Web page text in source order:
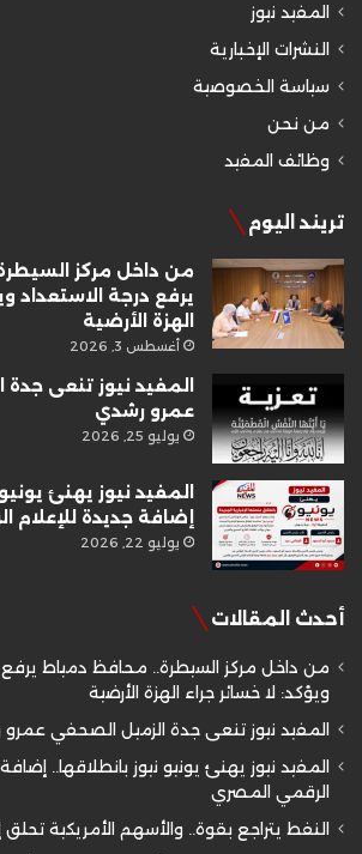
المفيد نيوز
النشرات الإخبارية
سياسة الخصوصية
من نحن
وظائف المفيد
تريند اليوم
من داخل مركز
يرفع درجة الاستعداد
الهزة الأرضية
أغسطس 3, 2026
المفيد نيوز تنعى
عمرو رشدي
يوليو 25, 2026
المفيد نيوز يهنئ
إضافة جديدة للإعلام
يوليو 22, 2026
أحدث المقالات
من داخل مركز السيطرة.. محافظ دمياط يرفع
ويؤكد: لا خسائر جراء الهزة الأرضية
المفيد نيوز تنعى جدة الزميل الصحفي
المفيد نيوز يهنئ يونيو نيوز بانطلاقها..
الرقمي المصري
النفط يتراجع بقوة.. والأسهم الأمريكية